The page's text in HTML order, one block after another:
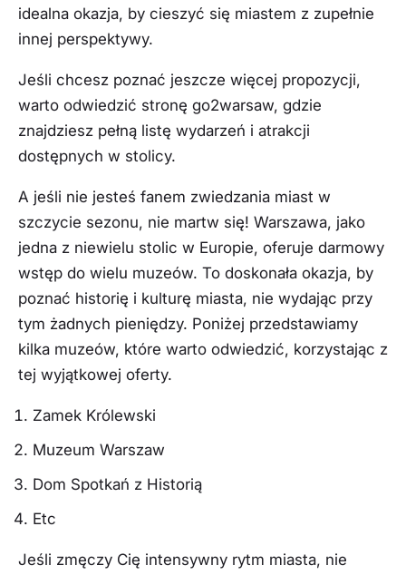
idealna okazja, by cieszyć się miastem z zupełnie
innej perspektywy.
Jeśli chcesz poznać jeszcze więcej propozycji,
warto odwiedzić stronę go2warsaw, gdzie
znajdziesz pełną listę wydarzeń i atrakcji
dostępnych w stolicy.
A jeśli nie jesteś fanem zwiedzania miast w
szczycie sezonu, nie martw się! Warszawa, jako
jedna z niewielu stolic w Europie, oferuje darmowy
wstęp do wielu muzeów. To doskonała okazja, by
poznać historię i kulturę miasta, nie wydając przy
tym żadnych pieniędzy. Poniżej przedstawiamy
kilka muzeów, które warto odwiedzić, korzystając z
tej wyjątkowej oferty.
Zamek Królewski
Muzeum Warszaw
Dom Spotkań z Historią
Etc
Jeśli zmęczy Cię intensywny rytm miasta, nie